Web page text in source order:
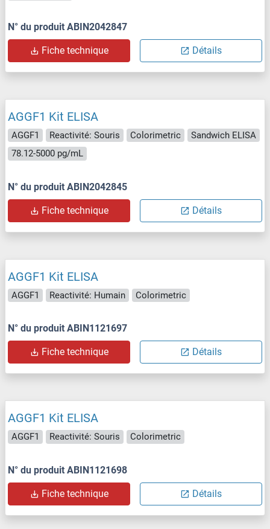
N° du produit ABIN2042847
Fiche technique Détails
AGGF1 Kit ELISA
AGGF1 Reactivité: Souris Colorimetric
Sandwich ELISA
78.12-5000 pg/mL
N° du produit ABIN2042845
Fiche technique Détails
AGGF1 Kit ELISA
AGGF1 Reactivité: Humain Colorimetric
N° du produit ABIN1121697
Fiche technique Détails
AGGF1 Kit ELISA
AGGF1 Reactivité: Souris Colorimetric
N° du produit ABIN1121698
Fiche technique Détails